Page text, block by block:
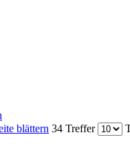
blättern 34 Treffer